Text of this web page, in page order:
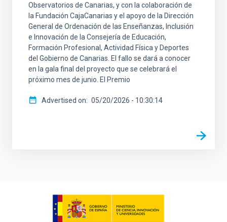
Observatorios de Canarias, y con la colaboración de
la Fundación CajaCanarias y el apoyo de la Dirección
General de Ordenación de las Enseñanzas, Inclusión
e Innovación de la Consejería de Educación,
Formación Profesional, Actividad Física y Deportes
del Gobierno de Canarias. El fallo se dará a conocer
en la gala final del proyecto que se celebrará el
próximo mes de junio. El Premio
Advertised on 05/20/2026 - 10:30:14